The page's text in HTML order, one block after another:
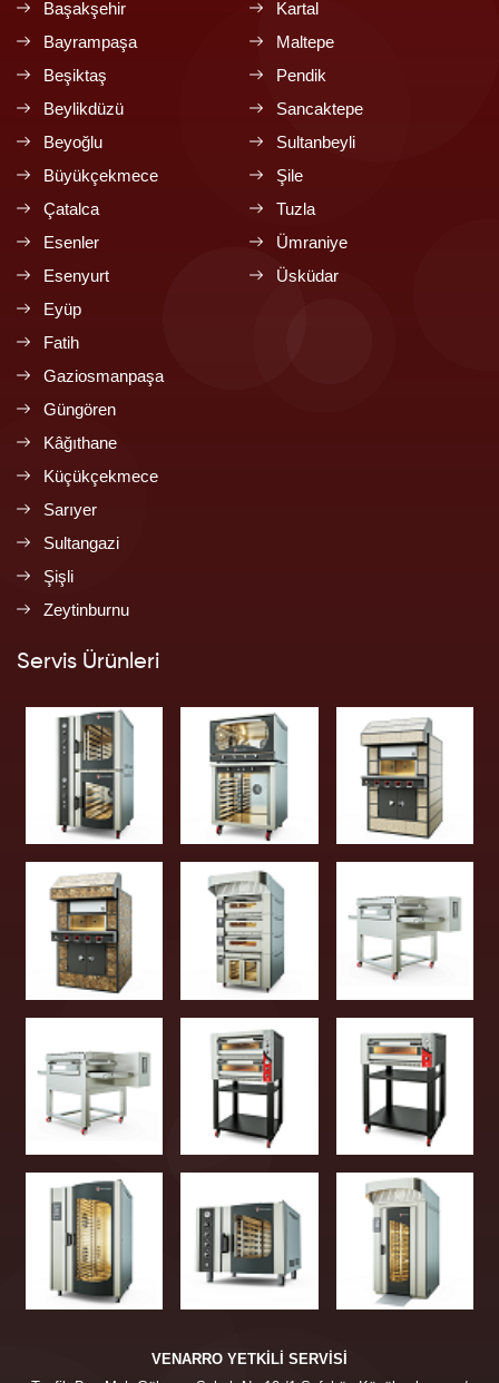
Başakşehir
Bayrampaşa
Beşiktaş
Beylikdüzü
Beyoğlu
Büyükçekmece
Çatalca
Esenler
Esenyurt
Eyüp
Fatih
Gaziosmanpaşa
Güngören
Kâğıthane
Küçükçekmece
Sarıyer
Sultangazi
Şişli
Zeytinburnu
Kartal
Maltepe
Pendik
Sancaktepe
Sultanbeyli
Şile
Tuzla
Ümraniye
Üsküdar
Servis Ürünleri
VENARRO YETKİLİ SERVİSİ